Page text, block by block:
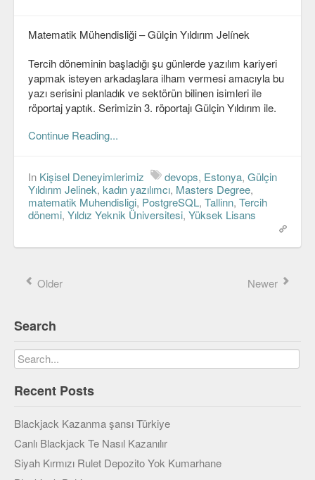
Matematik Mühendisliği – Gülçin Yıldırım Jelínek
Tercih döneminin başladığı şu günlerde yazılım kariyeri
yapmak isteyen arkadaşlara ilham vermesi amacıyla bu
yazı serisini planladık ve sektörün bilinen isimleri ile
röportaj yaptık. Serimizin 3. röportajı Gülçin Yıldırım ile.
Continue Reading...
In Kişisel Deneyimlerimiz devops, Estonya, Gülçin
Yıldırım Jelinek, kadın yazılımcı, Masters Degree,
matematik Muhendisligi, PostgreSQL, Tallinn, Tercih
dönemi, Yıldız Yeknik Üniversitesi, Yüksek Lisans
Older Newer
Search
Recent Posts
Blackjack Kazanma şansı Türkiye
Canlı Blackjack Te Nasıl Kazanılır
Siyah Kırmızı Rulet Depozito Yok Kumarhane